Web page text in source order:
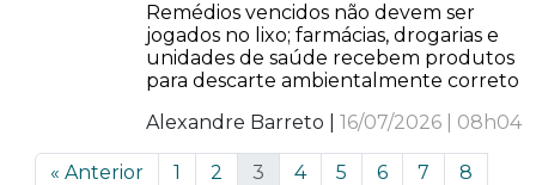
Remédios vencidos não devem ser
jogados no lixo; farmácias, drogarias e
unidades de saúde recebem produtos
para descarte ambientalmente correto
Alexandre Barreto | 16/07/2026 | 08h04
« Anterior 1 2 3 4 5 6 7
8